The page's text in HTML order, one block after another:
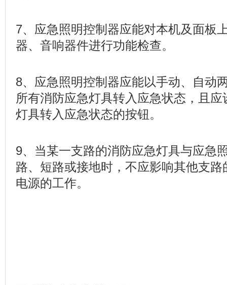
7、应急照明控制器应能对本机及面板
器、音响器件进行功能检查。
8、应急照明控制器应能以手动、自动
所有消防应急灯具转入应急状态，且
灯具转入应急状态的按钮。
9、当某一支路的消防应急灯具与应急
路、短路或接地时，不应影响其他支
电源的工作。